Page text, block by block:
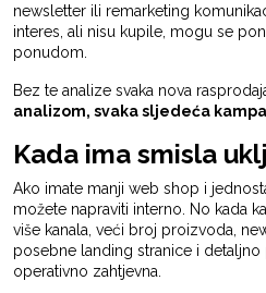
newsletter ili remarketing
interes, ali nisu kupile, mogu se
ponudom.
Bez te analize svaka nova
analizom, svaka sljedeća
Kada ima smisla
Ako imate manji web shop i
možete napraviti interno. No kada
više kanala, veći broj proizvoda,
posebne landing stranice i
operativno zahtjevna.